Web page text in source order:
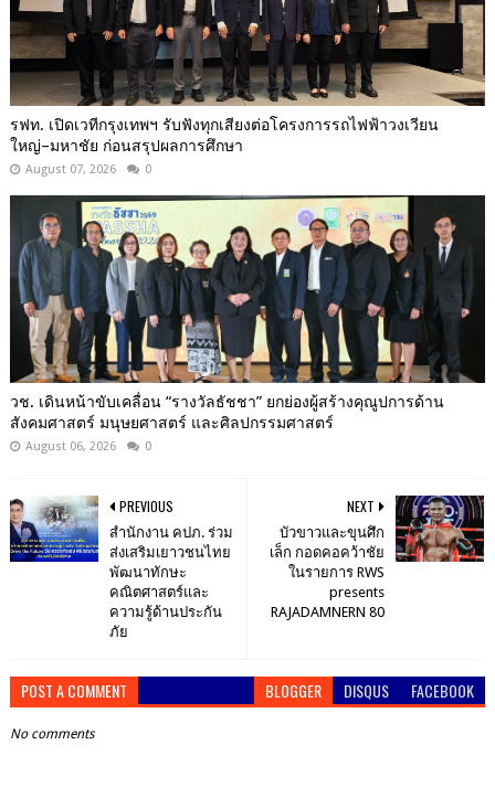
รฟท. เปิดเวทีกรุงเทพฯ รับฟังทุกเสียงต่อโครงการรถไฟฟ้าวงเวียน
ใหญ่–มหาชัย ก่อนสรุปผลการศึกษา
August 07, 2026 0
วช. เดินหน้าขับเคลื่อน “รางวัลธัชชา” ยกย่องผู้สร้างคุณูปการด้าน
สังคมศาสตร์ มนุษยศาสตร์ และศิลปกรรมศาสตร์
August 06, 2026 0
NEXT
บัวขาวและขุนศึก
เล็ก กอดคอคว้าชัย
ในรายการ RWS
presents
RAJADAMNERN 80
PREVIOUS
สำนักงาน คปภ. ร่วม
ส่งเสริมเยาวชนไทย
พัฒนาทักษะ
คณิตศาสตร์และ
ความรู้ด้านประกัน
ภัย
POST A COMMENT BLOGGER DISQUS FACEBOOK
No comments